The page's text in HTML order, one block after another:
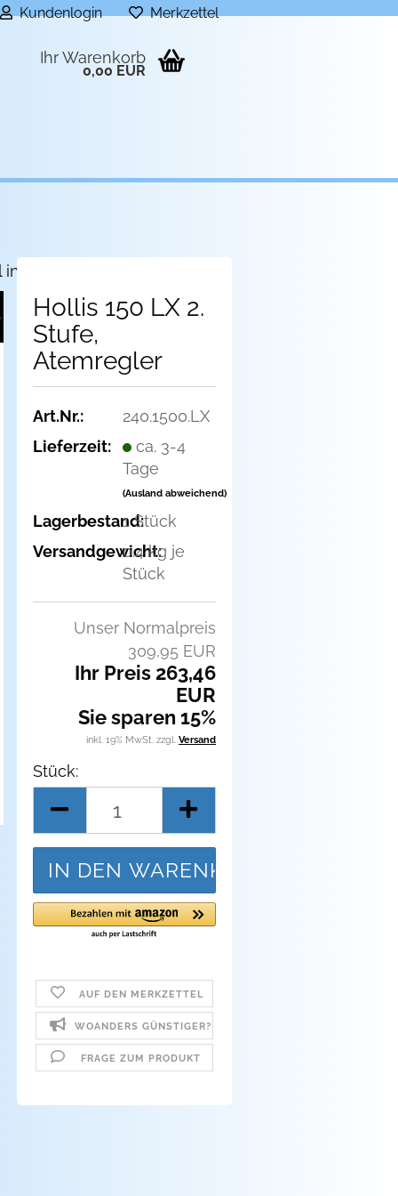
Kundenlogin Merkzettel
Ihr Warenkorb
0,00 EUR
dieser Kategorie
Hollis 150 LX 2.
Stufe,
Atemregler
Art.Nr.:
240.1500.LX
Lieferzeit:
ca. 3-4
Tage
(Ausland abweichend)
Lagerbestand:
1Stück
Versandgewicht:
0.4kg je
Stück
Unser Normalpreis
309,95 EUR
Ihr Preis 263,46
EUR
Sie sparen 15%
inkl. 19% MwSt. zzgl. Versand
Stück:
Stück
AUF DEN MERKZETTEL
WOANDERS GÜNSTIGER?
FRAGE ZUM PRODUKT